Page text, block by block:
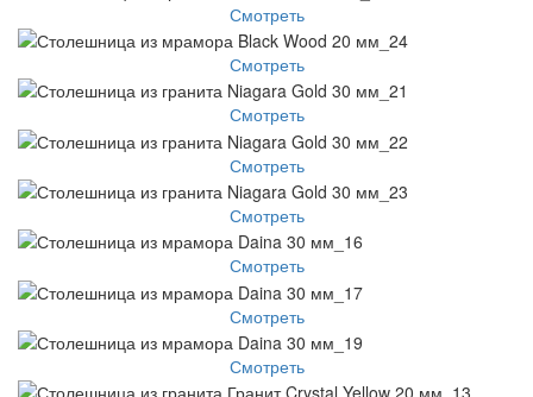
Смотреть
Смотреть
Смотреть
Смотреть
Смотреть
Смотреть
Смотреть
Смотреть